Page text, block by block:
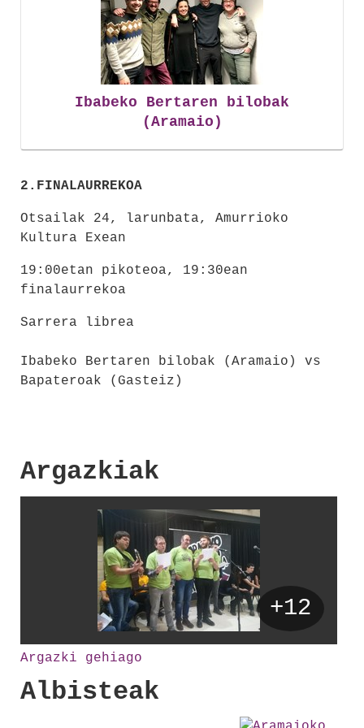
Ibabeko Bertaren bilobak
(Aramaio)
2.FINALAURREKOA
Otsailak 24, larunbata, Amurrioko
Kultura Exean
19:00etan pikoteoa, 19:30ean
finalaurrekoa
Sarrera librea
Ibabeko Bertaren bilobak (Aramaio) vs
Bapateroak (Gasteiz)
Argazkiak
+12
Argazki gehiago
Albisteak